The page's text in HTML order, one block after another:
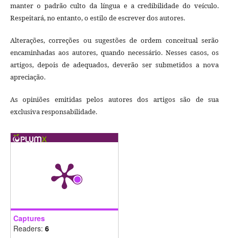
manter o padrão culto da língua e a credibilidade do veículo.
Respeitará, no entanto, o estilo de escrever dos autores.
Alterações, correções ou sugestões de ordem conceitual serão
encaminhadas aos autores, quando necessário. Nesses casos, os
artigos, depois de adequados, deverão ser submetidos a nova
apreciação.
As opiniões emitidas pelos autores dos artigos são de sua
exclusiva responsabilidade.
Captures
Readers: 6